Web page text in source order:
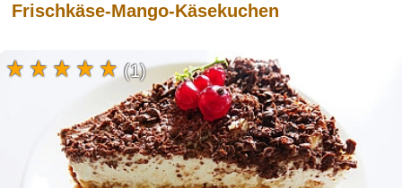
Frischkäse-Mango-Käsekuchen
(1)